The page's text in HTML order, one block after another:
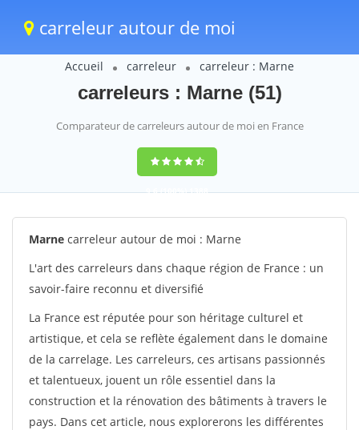
carreleur autour de moi
Accueil carreleur carreleur : Marne
carreleurs : Marne (51)
Comparateur de carreleurs autour de moi en France
9,6(100%)1388
votes
Marne carreleur autour de moi : Marne
L'art des carreleurs dans chaque région de France : un
savoir-faire reconnu et diversifié
La France est réputée pour son héritage culturel et
artistique, et cela se reflète également dans le domaine
de la carrelage. Les carreleurs, ces artisans passionnés
et talentueux, jouent un rôle essentiel dans la
construction et la rénovation des bâtiments à travers le
pays. Dans cet article, nous explorerons les différentes